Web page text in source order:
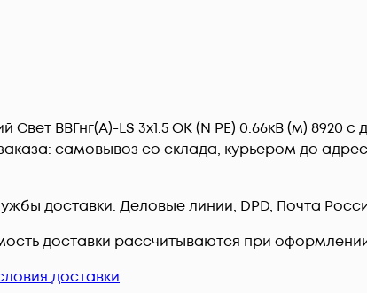
Свет ВВГнг(А)-LS 3х1.5 ОК (N PE) 0.66кВ (м)
самовывоз со склада, курьером до
доставки: Деловые линии, DPD, Почта
доставки рассчитываются при
доставки